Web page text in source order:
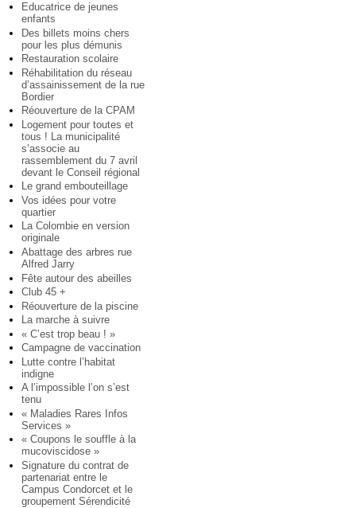
Educatrice de jeunes
enfants
Des billets moins chers
pour les plus démunis
Restauration scolaire
Réhabilitation du réseau
d’assainissement de la rue
Bordier
Réouverture de la CPAM
Logement pour toutes et
tous ! La municipalité
s’associe au
rassemblement du 7 avril
devant le Conseil régional
Le grand embouteillage
Vos idées pour votre
quartier
La Colombie en version
originale
Abattage des arbres rue
Alfred Jarry
Fête autour des abeilles
Club 45 +
Réouverture de la piscine
La marche à suivre
« C’est trop beau ! »
Campagne de vaccination
Lutte contre l’habitat
indigne
A l’impossible l’on s’est
tenu
« Maladies Rares Infos
Services »
« Coupons le souffle à la
mucoviscidose »
Signature du contrat de
partenariat entre le
Campus Condorcet et le
groupement Sérendicité